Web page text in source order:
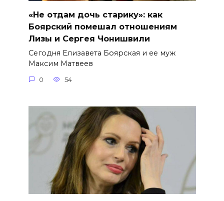
«Не отдам дочь старику»: как
Боярский помешал отношениям
Лизы и Сергея Чонишвили
Сегодня Елизавета Боярская и ее муж
Максим Матвеев
0 54